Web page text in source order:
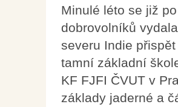
Minulé léto se již
dobrovolníků
severu Indie
tamní základní
KF FJFI ČVUT v
základy jaderné a